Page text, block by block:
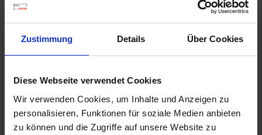
Zustimmung Details Über Cookies
Diese Webseite verwendet Cookies
Wir verwenden Cookies, um Inhalte und Anzeigen zu
personalisieren, Funktionen für soziale Medien anbieten
zu können und die Zugriffe auf unsere Website zu
Substral Herbst-Rasendünger
Artikel-Nr.: 7000790-06-cfg